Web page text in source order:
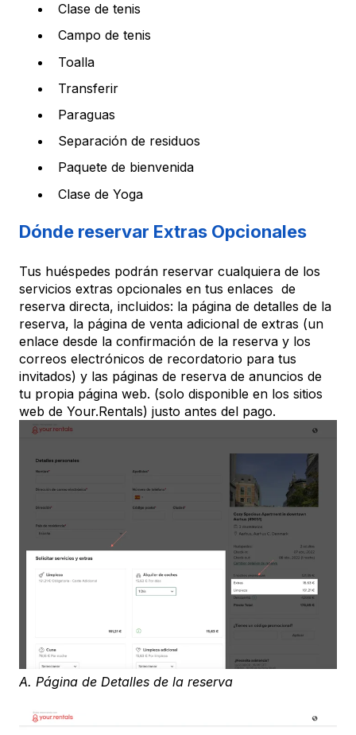
Clase de tenis
Campo de tenis
Toalla
Transferir
Paraguas
Separación de residuos
Paquete de bienvenida
Clase de Yoga
Dónde reservar Extras Opcionales
Tus huéspedes podrán reservar cualquiera de los
servicios extras opcionales en tus enlaces de
reserva directa, incluidos: la página de detalles de la
reserva, la página de venta adicional de extras (un
enlace desde la confirmación de la reserva y los
correos electrónicos de recordatorio para tus
invitados) y las páginas de reserva de anuncios de
tu propia página web. (solo disponible en los sitios
web de Your.Rentals) justo antes del pago.
A. Página de Detalles de la reserva